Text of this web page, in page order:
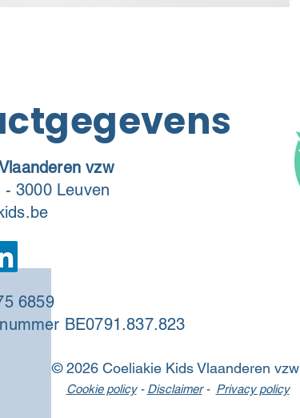
vzw
3000 Leuven
6859
BE0791.837.823
© 2026 Coeliakie Kids Vlaanderen vzw
Cookie policy- Disclaimer- Privacy policy